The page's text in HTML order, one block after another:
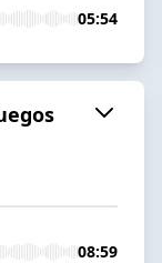
05:54
08:59